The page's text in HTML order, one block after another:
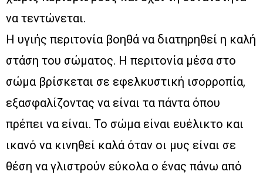
να τεντώνεται.
Η υγιής περιτονία βοηθά να διατηρηθεί η καλή
στάση του σώματος. Η περιτονία μέσα στο
σώμα βρίσκεται σε εφελκυστική ισορροπία,
εξασφαλίζοντας να είναι τα πάντα όπου
πρέπει να είναι. Το σώμα είναι ευέλικτο και
ικανό να κινηθεί καλά όταν οι μυς είναι σε
θέση να γλιστρούν εύκολα ο ένας πάνω από